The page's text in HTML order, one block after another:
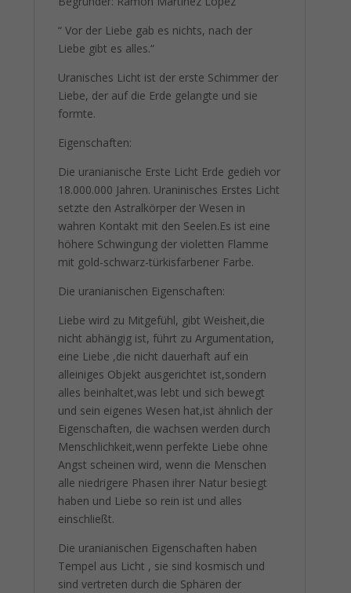
“ Vor der Liebe gab es nichts, nach der
Liebe gibt es alles.“
Uranisches Licht ist der erste Schimmer der
Liebe, der auf die Erde gelangte und sie
formte.
Eigenschaften:
Die uranianische Erste Licht Erde gedieh vor
18.000.000 Jahren. Uraninisches Erstes Licht
setzte den Astralkörper der Wesen in
wahren Kontakt mit den Seelen.Es ist eine
höhere Schwingung der violetten Flamme
mit gold-schwarz-türkisfarbener Farbe.
Die uranianischen Eigenschaften:
Liebe wird zu Mitgefühl, gibt Weisheit,die
nicht abhängig ist, führt zu Argumentation,
eine Liebe ,die nicht dauerhaft auf ein
alleiniges Objekt ausgerichtet ist,sondern
alles beinhaltet,was lebt und sich bewegt
und sein eigenes Wesen hat,ist ähnlich der
Eigenschaften, die wachsen werden durch
Menschlichkeit,wenn perfekte Liebe ohne
Angst scheinen wird, wenn die Menschen
alle niedrigere Phasen ihrer Natur besiegt
haben und Liebe so rein ist und alles
einschließt.
Die uranianischen Eigenschaften haben
Tempel aus Licht , sie sind kosmisch und
sind vertreten durch die Sphären der